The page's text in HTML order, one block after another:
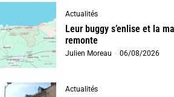
Actualités
Leur buggy s’enlise et la
remonte
Julien Moreau - 06/08/2026
Actualités